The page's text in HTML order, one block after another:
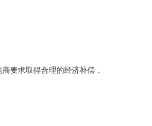
要求取得合理的经济补偿，